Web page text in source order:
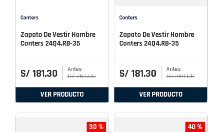
Conters
Zapato De Vestir Hombre
Conters 24Q4.RB-35
S/ 181.30 S/ 259.00
VER PRODUCTO
Conters
Zapato De Vestir Hombre
Conters 24Q4.RB-35
S/ 181.30 S/ 259.00
VER PRODUCTO
30 % 40 %